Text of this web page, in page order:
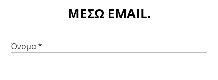
ΈΣΩ EMAIL.
Όνομα *